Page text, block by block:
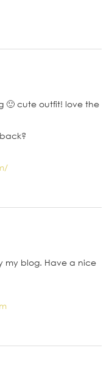
🙂 cute outfit! love the
my blog. Have a nice